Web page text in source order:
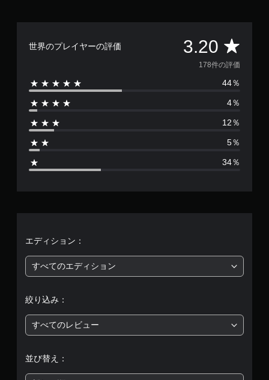
世界のプレイヤーの評価 3.20 評
価
数
は
7
評
は
5
178件の評価
44％
4％
12％
5％
34％
エディション：
すべてのエディション
絞り込み：
すべてのレビュー
並び替え：